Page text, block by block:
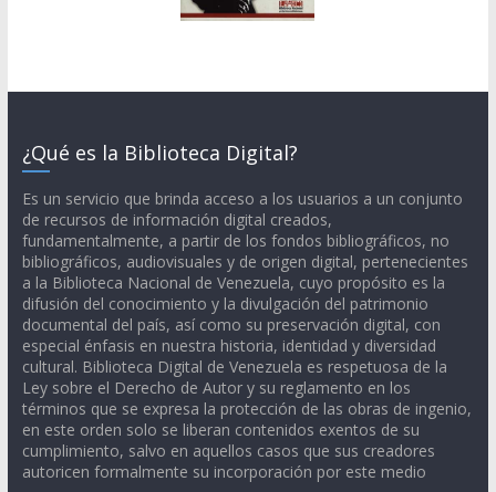
¿Qué es la Biblioteca Digital?
Es un servicio que brinda acceso a los usuarios a un conjunto
de recursos de información digital creados,
fundamentalmente, a partir de los fondos bibliográficos, no
bibliográficos, audiovisuales y de origen digital, pertenecientes
a la Biblioteca Nacional de Venezuela, cuyo propósito es la
difusión del conocimiento y la divulgación del patrimonio
documental del país, así como su preservación digital, con
especial énfasis en nuestra historia, identidad y diversidad
cultural. Biblioteca Digital de Venezuela es respetuosa de la
Ley sobre el Derecho de Autor y su reglamento en los
términos que se expresa la protección de las obras de ingenio,
en este orden solo se liberan contenidos exentos de su
cumplimiento, salvo en aquellos casos que sus creadores
autoricen formalmente su incorporación por este medio